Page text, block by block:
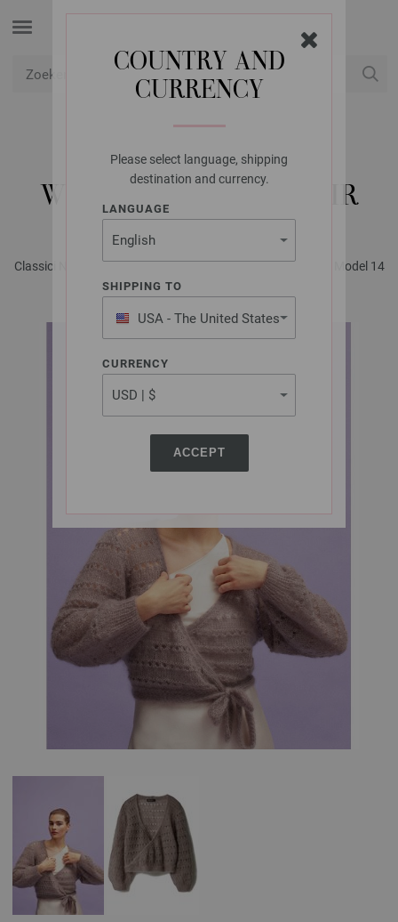
COUNTRY AND
CURRENCY
Please select language, shipping
destination and currency.
LANGUAGE
SHIPPING TO
USA - The United States
of America
CURRENCY
ACCEPT
LANA GROSSA
WIKKELVEST SILKHAIR
Classici No. 24 - Tijdschrift (DE) + Breibeschrijvingen (NL) | Model 14